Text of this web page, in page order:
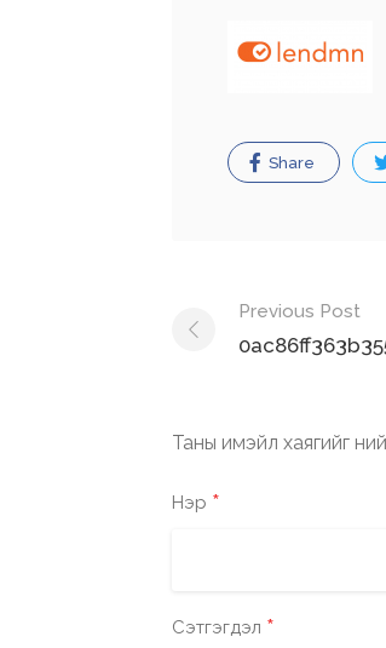
Share
Post
navigation
Previous Post
Таны имэйл хаягийг
Нэр *
Сэтгэгдэл *